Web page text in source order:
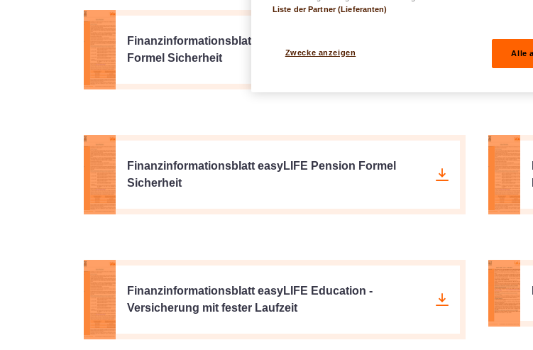
Finanzinformationsblatt lalux-Life & easyLIFE Mixed
Formel Sicherheit
Finanzinformationsblatt easyLIFE Pension Formel
Sicherheit
Finanzinformationsblatt easyLIFE Education -
Versicherung mit fester Laufzeit
Liste der Partner (Lieferanten)
Zwecke anzeigen Alle